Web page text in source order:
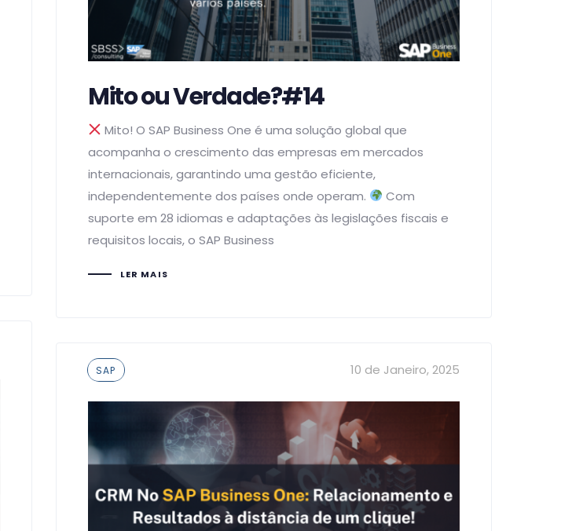
Mito ou Verdade?#14
Mito! O SAP Business One é uma solução global que
acompanha o crescimento das empresas em mercados
internacionais, garantindo uma gestão eficiente,
independentemente dos países onde operam.
Com
suporte em 28 idiomas e adaptações às legislações fiscais e
requisitos locais, o SAP Business
LER MAIS
Tags
SAP 10 de Janeiro, 2025